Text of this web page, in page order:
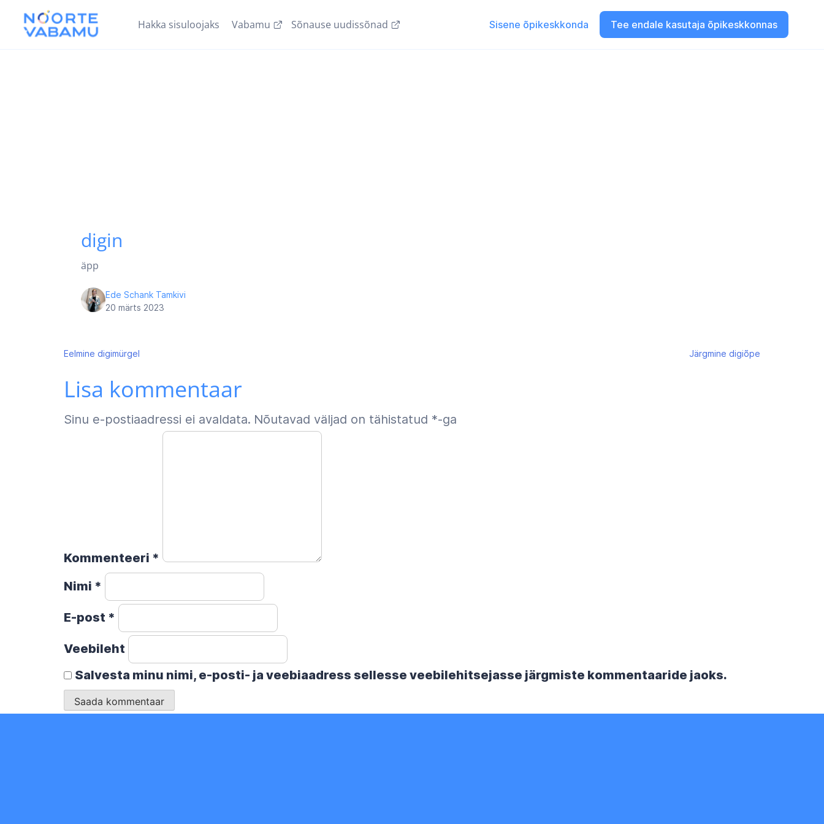
Hakka sisuloojaks Vabamu Sõnause uudissõnad Sisene õpikeskkonda Tee endale kasutaja õpikeskkonnas
digin
äpp
Ede Schank Tamkivi
20 märts 2023
Navigeerimine
Eelmine digimürgel Järgmine digiõpe
Lisa kommentaar
Sinu e-postiaadressi ei avaldata. Nõutavad väljad on tähistatud *-ga
Kommenteeri *
Nimi *
E-post *
Veebileht
Salvesta minu nimi, e-posti- ja veebiaadress sellesse veebilehitsejasse järgmiste kommentaaride jaoks.